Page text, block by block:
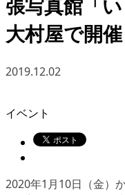
張写真館「
大村屋で開催
2019.12.02
イベント
2020年1月10日（金）